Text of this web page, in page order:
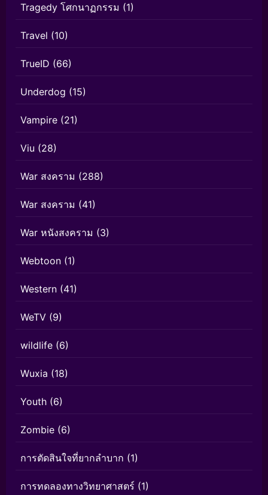
Tragedy โศกนาฏกรรม (1)
Travel (10)
TrueID (66)
Underdog (15)
Vampire (21)
Viu (28)
War สงคราม (288)
War สงคราม (41)
War หนังสงคราม (3)
Webtoon (1)
Western (41)
WeTV (9)
wildlife (6)
Wuxia (18)
Youth (6)
Zombie (6)
การตัดสินใจที่ยากลำบาก (1)
การทดลองทางวิทยาศาสตร์ (1)